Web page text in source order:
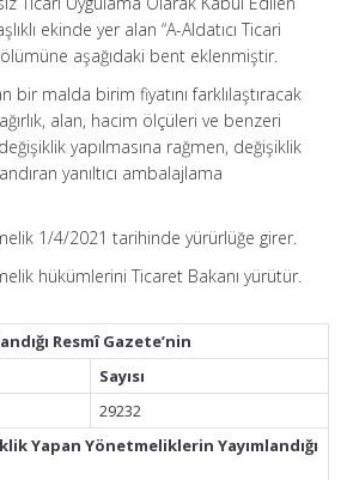
ekinde yer alan “A-Aldatıcı Ticari
aşağıdaki bent eklenmiştir.
bir malda birim fiyatını farklılaştıracak
alan, hacim ölçüleri ve benzeri
yapılmasına rağmen, değişiklik
yanıltıcı ambalajlama
1/4/2021 tarihinde yürürlüğe girer.
hükümlerini Ticaret Bakanı yürütür.
Resmî Gazete’nin
Sayısı
29232
Yapan Yönetmeliklerin Yayımlandığı